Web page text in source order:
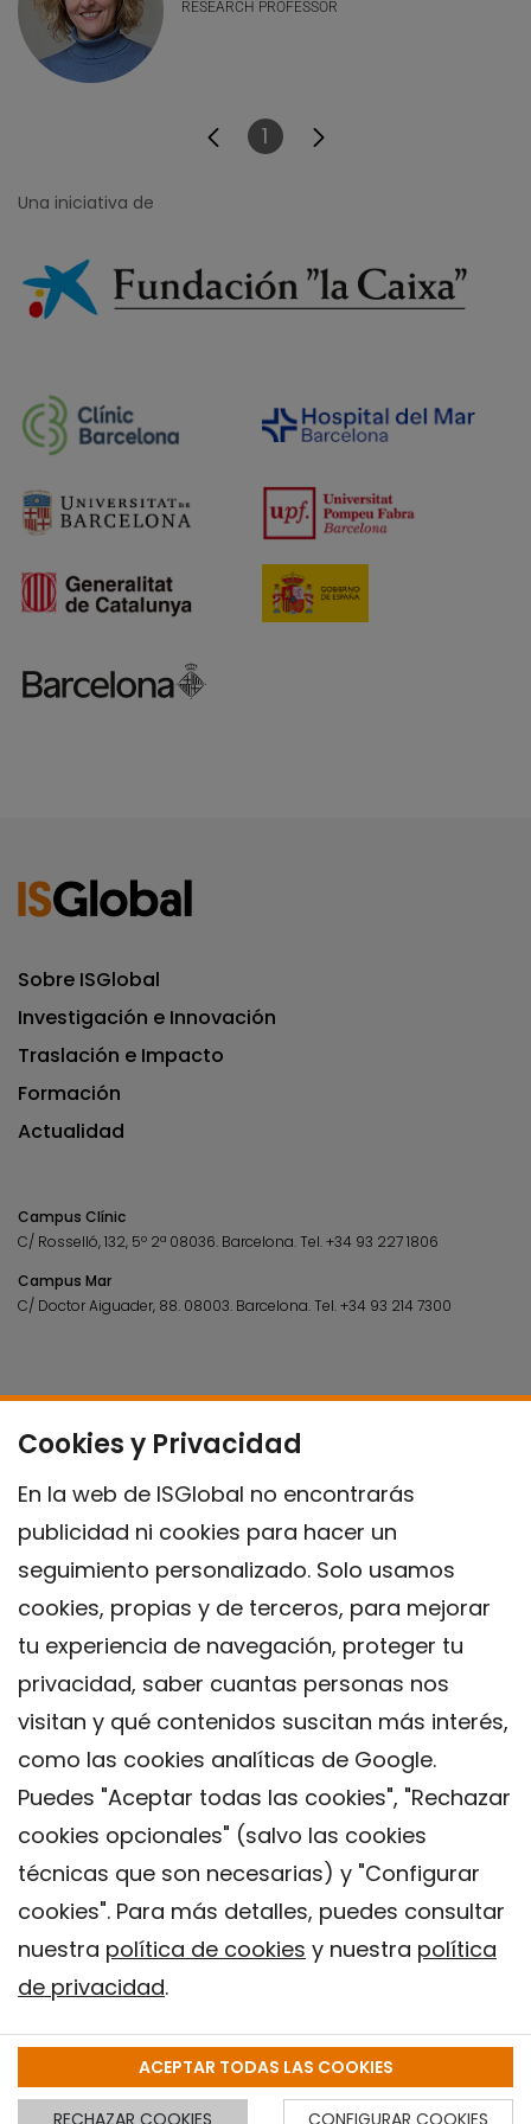
RESEARCH PROFESSOR
Página
1
Cookies y Privacidad
En la web de ISGlobal no encontrarás
publicidad ni cookies para hacer un
seguimiento personalizado. Solo usamos
cookies, propias y de terceros, para mejorar
tu experiencia de navegación, proteger tu
privacidad, saber cuantas personas nos
visitan y qué contenidos suscitan más interés,
como las cookies analíticas de Google.
Puedes "Aceptar todas las cookies", "Rechazar
cookies opcionales" (salvo las cookies
técnicas que son necesarias) y "Configurar
cookies". Para más detalles, puedes consultar
nuestra política de cookies y nuestra política
de privacidad.
ACEPTAR TODAS LAS COOKIES
RECHAZAR COOKIES CONFIGURAR COOKIES
Una iniciativa de
Sobre ISGlobal
Investigación e Innovación
Traslación e Impacto
Formación
Actualidad
Campus Clínic
C/ Rosselló, 132, 5º 2ª 08036. Barcelona.Tel.+34 93 227 1806
Campus Mar
C/ Doctor Aiguader, 88. 08003. Barcelona.Tel.+34 93 214 7300
Contacto
Política de privacidad
Política de Cookies
Instituto de Salud Global de Barcelona (ISGlobal), 2018.